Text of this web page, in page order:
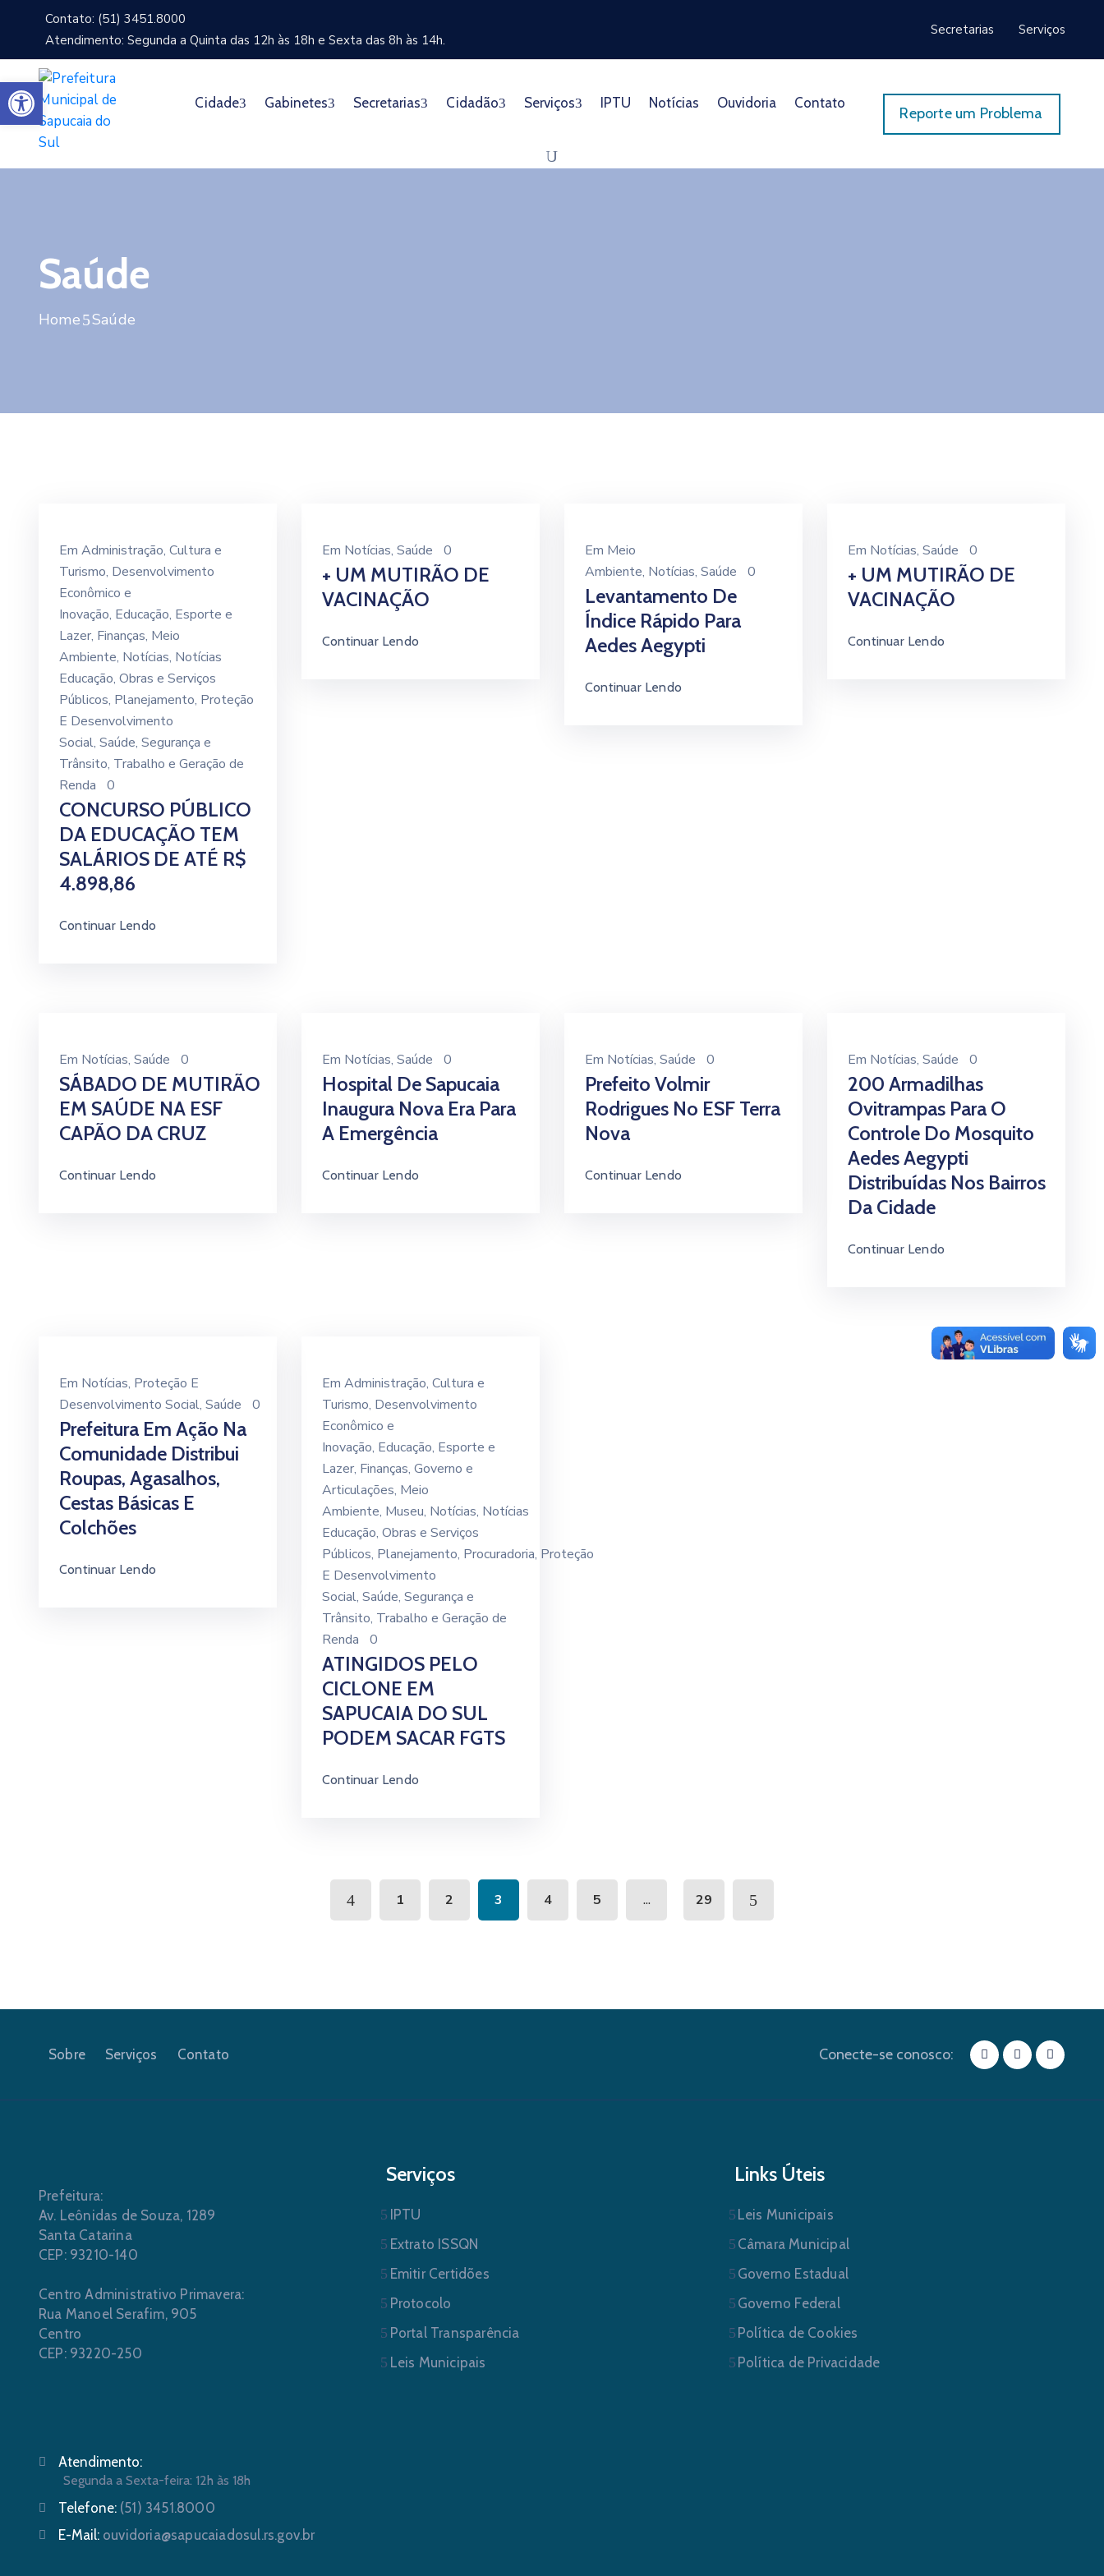
Contato: (51) 3451.8000
Atendimento: Segunda a Quinta das 12h às 18h e Sexta das 8h às 14h.
Secretarias Serviços
Cidade Gabinetes Secretarias Cidadão Serviços IPTU Notícias Ouvidoria Contato
Reporte um Problema
Saúde
Home Saúde
Em Administração‚ Cultura e
Turismo‚ Desenvolvimento
Econômico e
Inovação‚ Educação‚ Esporte e
Lazer‚ Finanças‚ Meio
Ambiente‚ Notícias‚ Notícias
Educação‚ Obras e Serviços
Públicos‚ Planejamento‚ Proteção
E Desenvolvimento
Social‚ Saúde‚ Segurança e
Trânsito‚ Trabalho e Geração de
Renda
0
CONCURSO PÚBLICO
DA EDUCAÇÃO TEM
SALÁRIOS DE ATÉ R$
4.898,86
Continuar Lendo
Em Notícias‚ Saúde 0
+ UM MUTIRÃO DE
VACINAÇÃO
Continuar Lendo
Em Meio
Ambiente‚ Notícias‚ Saúde 0
Levantamento De
Índice Rápido Para
Aedes Aegypti
Continuar Lendo
Em Notícias‚ Saúde 0
+ UM MUTIRÃO DE
VACINAÇÃO
Continuar Lendo
Em Notícias‚ Saúde 0
SÁBADO DE MUTIRÃO
EM SAÚDE NA ESF
CAPÃO DA CRUZ
Continuar Lendo
Em Notícias‚ Saúde 0
Hospital De Sapucaia
Inaugura Nova Era Para
A Emergência
Continuar Lendo
Em Notícias‚ Saúde 0
Prefeito Volmir
Rodrigues No ESF Terra
Nova
Continuar Lendo
Em Notícias‚ Saúde 0
200 Armadilhas
Ovitrampas Para O
Controle Do Mosquito
Aedes Aegypti
Distribuídas Nos Bairros
Da Cidade
Continuar Lendo
Em Notícias‚ Proteção E
Desenvolvimento Social‚ Saúde 0
Prefeitura Em Ação Na
Comunidade Distribui
Roupas, Agasalhos,
Cestas Básicas E
Colchões
Continuar Lendo
Em Administração‚ Cultura e
Turismo‚ Desenvolvimento
Econômico e
Inovação‚ Educação‚ Esporte e
Lazer‚ Finanças‚ Governo e
Articulações‚ Meio
Ambiente‚ Museu‚ Notícias‚ Notícias
Educação‚ Obras e Serviços
Públicos‚ Planejamento‚ Procuradoria‚ Proteção
E Desenvolvimento
Social‚ Saúde‚ Segurança e
Trânsito‚ Trabalho e Geração de
Renda
0
ATINGIDOS PELO
CICLONE EM
SAPUCAIA DO SUL
PODEM SACAR FGTS
Continuar Lendo
1 2 3 4 5 ... 29
Sobre Serviços Contato Conecte-se conosco:
Prefeitura:
Av. Leônidas de Souza, 1289
Santa Catarina
CEP: 93210-140
Centro Administrativo Primavera:
Rua Manoel Serafim, 905
Centro
CEP: 93220-250
Atendimento:
Segunda a Sexta-feira: 12h às 18h
Telefone: (51) 3451.8000
E-Mail: ouvidoria@sapucaiadosul.rs.gov.br
Serviços
IPTU
Extrato ISSQN
Emitir Certidões
Protocolo
Portal Transparência
Leis Municipais
Links Úteis
Leis Municipais
Câmara Municipal
Governo Estadual
Governo Federal
Política de Cookies
Política de Privacidade
Abrir a barra de ferramentas